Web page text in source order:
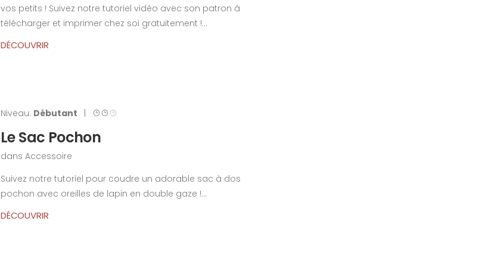
vos petits ! Suivez notre tutoriel vidéo avec son patron à
télécharger et imprimer chez soi gratuitement !...
DÉCOUVRIR
Niveau: Débutant |
Le Sac Pochon
dans Accessoire
Suivez notre tutoriel pour coudre un adorable sac à dos
pochon avec oreilles de lapin en double gaze !...
DÉCOUVRIR